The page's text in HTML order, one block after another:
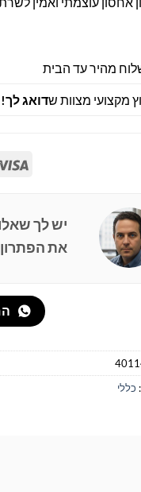
מהיר עד הבית
מקצועי מצוות שדואג לך!
יש לך
את
כללי